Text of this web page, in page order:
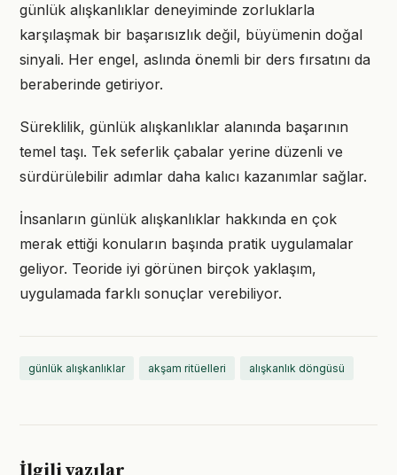
günlük alışkanlıklar deneyiminde zorluklarla
karşılaşmak bir başarısızlık değil, büyümenin doğal
sinyali. Her engel, aslında önemli bir ders fırsatını da
beraberinde getiriyor.
Süreklilik, günlük alışkanlıklar alanında başarının
temel taşı. Tek seferlik çabalar yerine düzenli ve
sürdürülebilir adımlar daha kalıcı kazanımlar sağlar.
İnsanların günlük alışkanlıklar hakkında en çok
merak ettiği konuların başında pratik uygulamalar
geliyor. Teoride iyi görünen birçok yaklaşım,
uygulamada farklı sonuçlar verebiliyor.
günlük alışkanlıklar akşam ritüelleri alışkanlık döngüsü